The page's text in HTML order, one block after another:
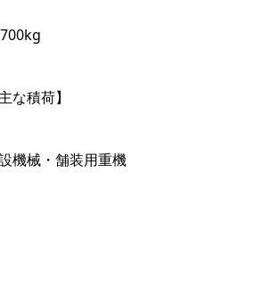
主な積荷】
機械・舗装用重機